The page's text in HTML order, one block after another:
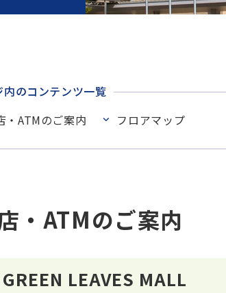
内のコンテンツ一覧
・ATMのご案内
フロアマップ
・ATMのご案内
LEAVES MALL